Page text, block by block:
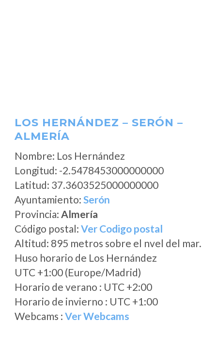
LOS HERNÁNDEZ – SERÓN –
ALMERÍA
Nombre: Los Hernández
Longitud: -2.5478453000000000
Latitud: 37.3603525000000000
Ayuntamiento: Serón
Provincia: Almería
Código postal: Ver Codigo postal
Altitud: 895 metros sobre el nvel del mar.
Huso horario de Los Hernández
UTC +1:00 (Europe/Madrid)
Horario de verano : UTC +2:00
Horario de invierno : UTC +1:00
Webcams : Ver Webcams